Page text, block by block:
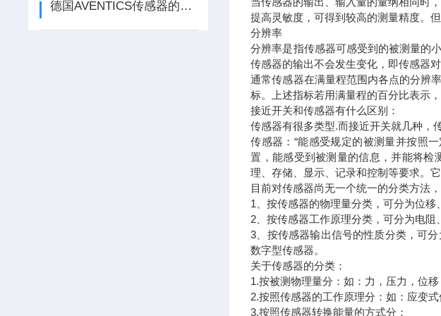
德国AVENTICS传感器的类型有哪些？
提高灵敏度，可得到较高的测量精度。
分辨率
分辨率是指传感器可感受到的被测量的
传感器的输出不会发生变化，即传感器
通常传感器在满量程范围内各点的分辨
标。上述指标若用满量程的百分比表示
接近开关和传感器有什么区别：
传感器有很多类型.而接近开关就几种，
传感器：“能感受规定的被测量并按照
置，能感受到被测量的信息，并能将检
理、存储、显示、记录和控制等要求。
目前对传感器尚无一个统一的分类方法
1、按传感器的物理量分类，可分为位
2、按传感器工作原理分类，可分为电阻
3、按传感器输出信号的性质分类，可分
数字型传感器。
关于传感器的分类：
1.按被测物理量分：如：力，压力，位
2.按照传感器的工作原理分：如：应变
3.按照传感器转换能量的方式分：